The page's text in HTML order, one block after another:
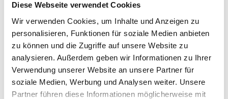
Diese Webseite verwendet Cookies
Wir verwenden Cookies, um Inhalte und Anzeigen zu
personalisieren, Funktionen für soziale Medien anbieten
zu können und die Zugriffe auf unsere Website zu
analysieren. Außerdem geben wir Informationen zu Ihrer
Verwendung unserer Website an unsere Partner für
soziale Medien, Werbung und Analysen weiter. Unsere
Partner führen diese Informationen möglicherweise mit
FACHLICHE BEGLEITUNG
EXPERTENINTERVIEWS
THEMATISCHE ARBEITSGRUPPEN